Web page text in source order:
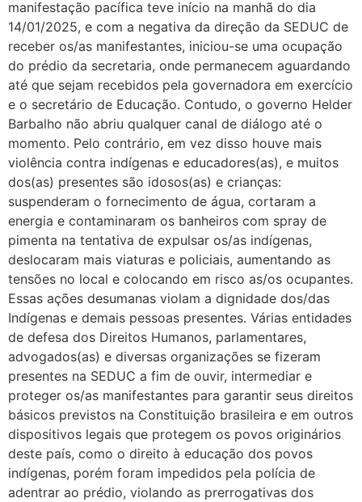
manifestação pacífica teve início na manhã do dia
14/01/2025, e com a negativa da direção da SEDUC de
receber os/as manifestantes, iniciou-se uma ocupação
do prédio da secretaria, onde permanecem aguardando
até que sejam recebidos pela governadora em exercício
e o secretário de Educação. Contudo, o governo Helder
Barbalho não abriu qualquer canal de diálogo até o
momento. Pelo contrário, em vez disso houve mais
violência contra indígenas e educadores(as), e muitos
dos(as) presentes são idosos(as) e crianças:
suspenderam o fornecimento de água, cortaram a
energia e contaminaram os banheiros com spray de
pimenta na tentativa de expulsar os/as indígenas,
deslocaram mais viaturas e policiais, aumentando as
tensões no local e colocando em risco as/os ocupantes.
Essas ações desumanas violam a dignidade dos/das
Indígenas e demais pessoas presentes. Várias entidades
de defesa dos Direitos Humanos, parlamentares,
advogados(as) e diversas organizações se fizeram
presentes na SEDUC a fim de ouvir, intermediar e
proteger os/as manifestantes para garantir seus direitos
básicos previstos na Constituição brasileira e em outros
dispositivos legais que protegem os povos originários
deste país, como o direito à educação dos povos
indígenas, porém foram impedidos pela polícia de
adentrar ao prédio, violando as prerrogativas dos